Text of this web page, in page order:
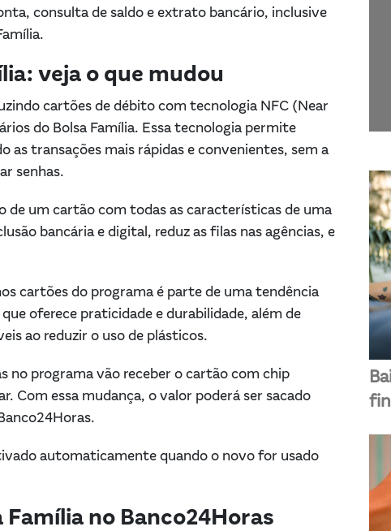
consulta de saldo e extrato bancário, inclusive
veja o que mudou
cartões de débito com tecnologia NFC (Near
do Bolsa Família. Essa tecnologia permite
as transações mais rápidas e convenientes, sem a
senhas.
de um cartão com todas as características de uma
bancária e digital, reduz as filas nas agências, e
cartões do programa é parte de uma tendência
que oferece praticidade e durabilidade, além de
ao reduzir o uso de plásticos.
no programa vão receber o cartão com chip
Com essa mudança, o valor poderá ser sacado
automaticamente quando o novo for usado
Família no Banco24Horas